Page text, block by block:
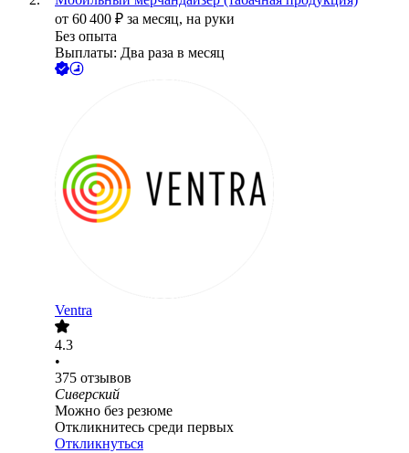
от 60 400 ₽ за месяц, на руки
Без опыта
Выплаты: Два раза в месяц
Ventra
4.3
•
375 отзывов
Сиверский
Можно без резюме
Откликнитесь среди первых
Откликнуться